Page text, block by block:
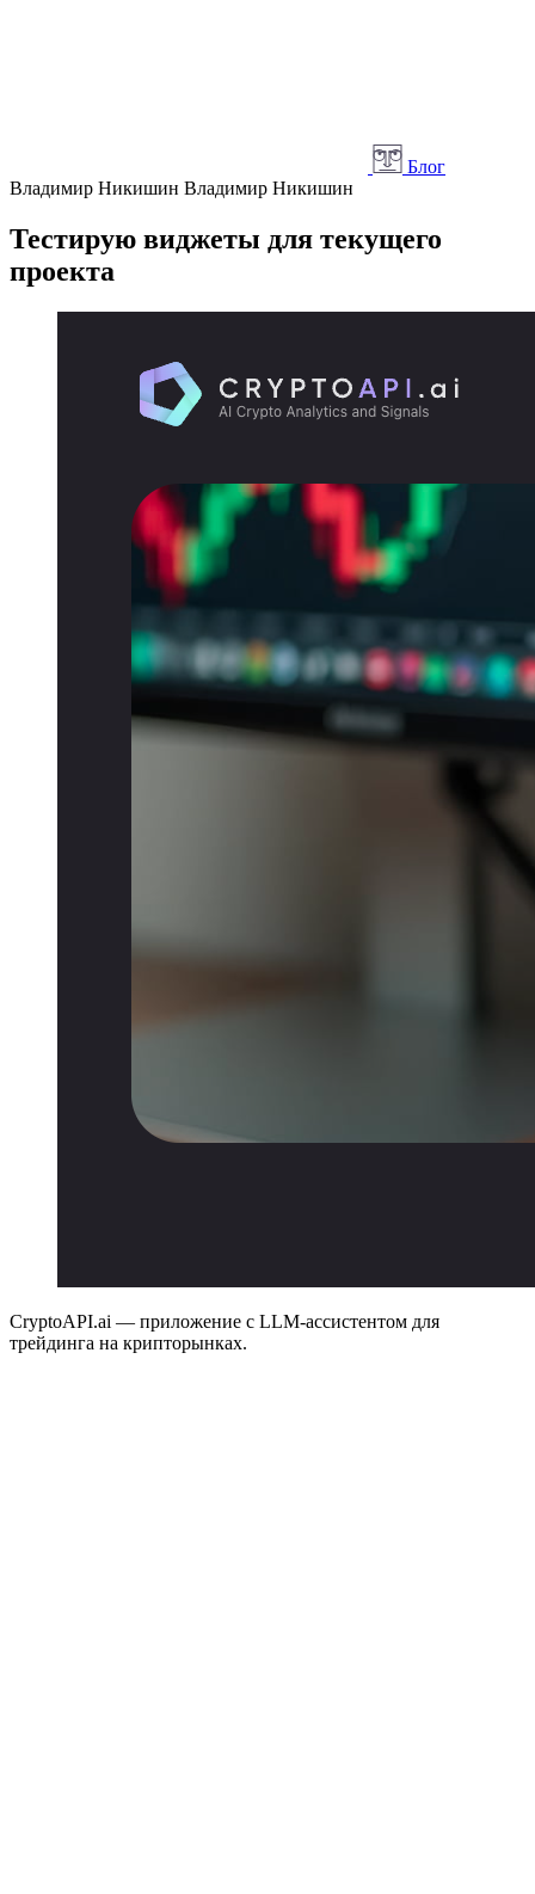
Блог
Владимир Никишин Владимир Никишин
Тестирую виджеты для текущего
проекта
CryptoAPI.ai — приложение с LLM-ассистентом для
трейдинга на крипторынках.